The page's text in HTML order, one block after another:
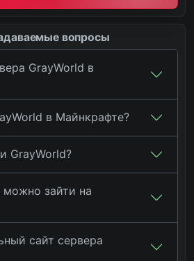
вопросы
GrayWorld в
в Майнкрафте?
GrayWorld?
зайти на
сайт сервера